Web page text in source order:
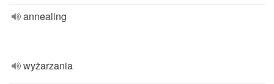
annealing
wyżarzania